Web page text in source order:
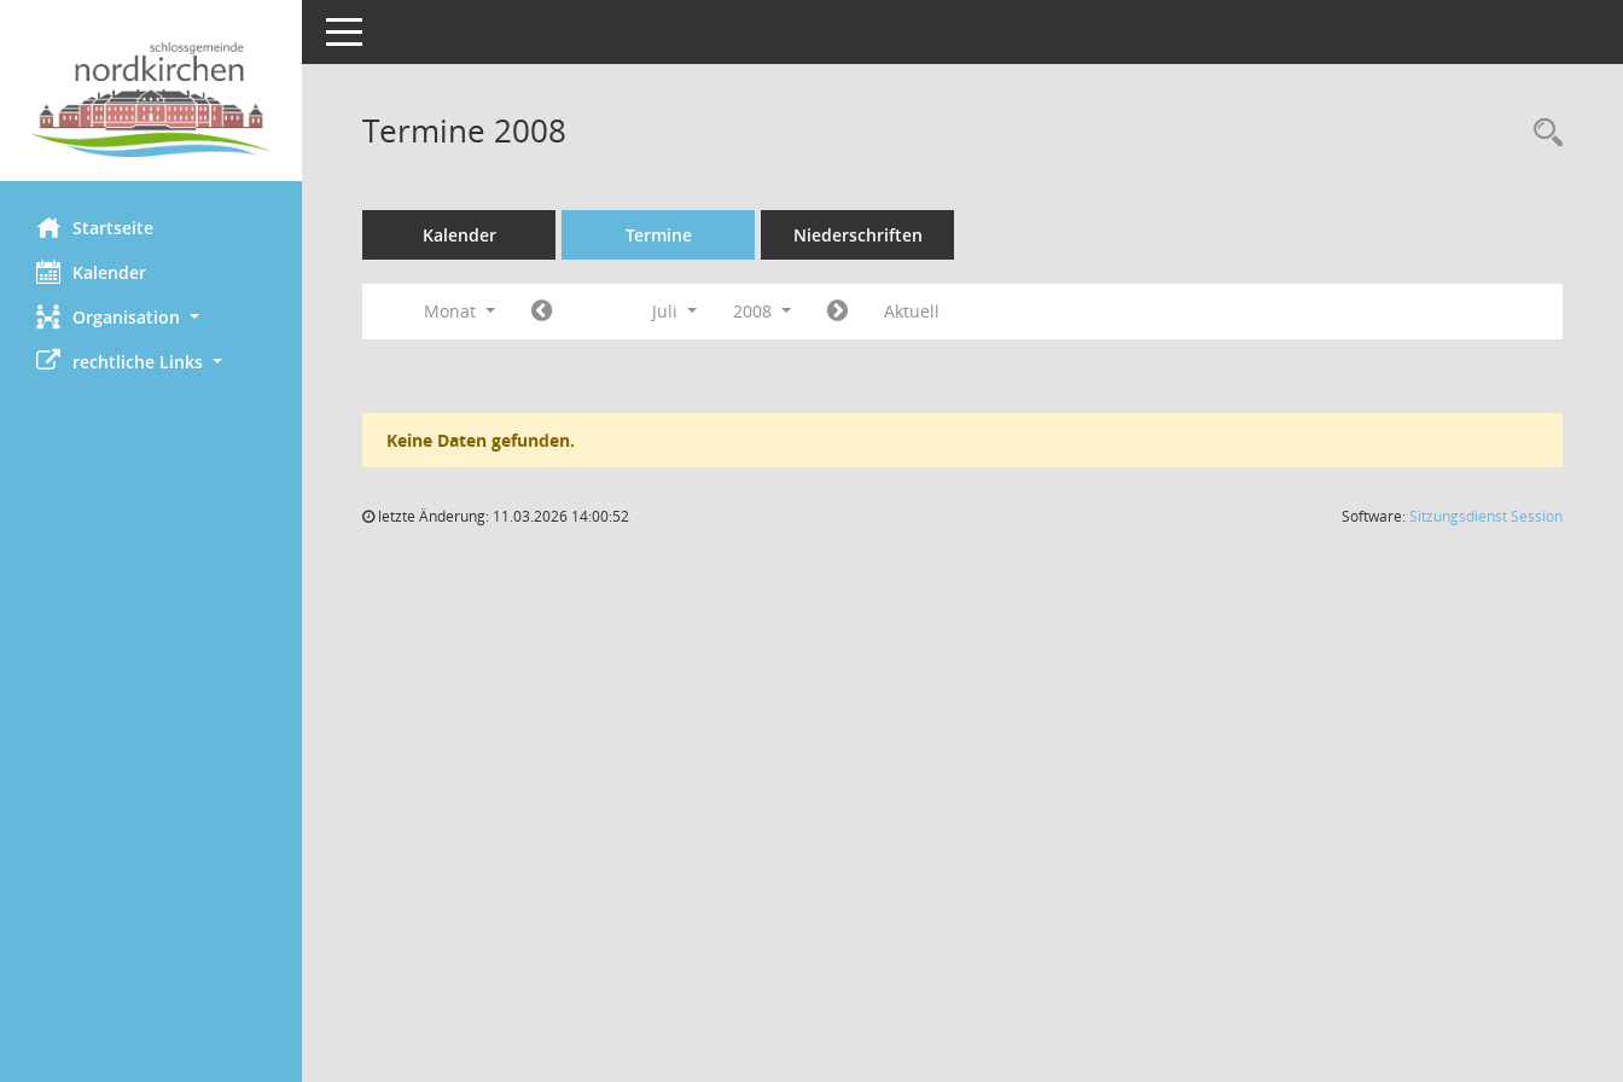
Startseite
Kalender
Organisation
rechtliche Links
Toggle navigation
Termine 2008
Kalender Termine Niederschriften
Monat Juli 2008 Aktuell
Keine Daten gefunden.
letzte Änderung: 11.03.2026 14:00:52 Software:SitzungsdienstSession(Wird in